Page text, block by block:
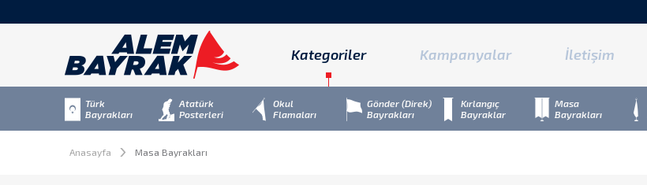
Kategoriler Kampanyalar İletişim
Türk
Bayrakları
Atatürk
Posterleri
Okul
Flamaları
Gönder (Direk)
Bayrakları
Kırlangıç
Bayraklar
Masa
Bayrakları
Anasayfa Masa Bayrakları